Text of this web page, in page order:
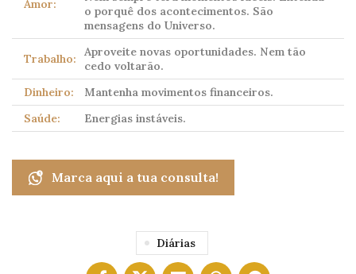
Amor:
o porquê dos acontecimentos. São
mensagens do Universo.
Trabalho:
Aproveite novas oportunidades. Nem tão
cedo voltarão.
Dinheiro:
Mantenha movimentos financeiros.
Saúde:
Energias instáveis.
Marca aqui a tua consulta!
Diárias